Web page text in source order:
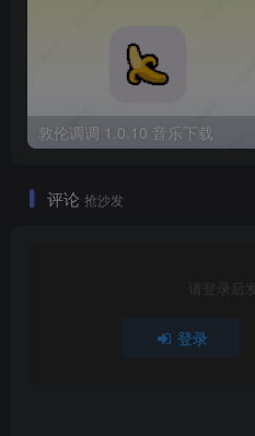
敦伦调调 1.0.10 音乐下载
评论 抢沙发
请登录后
登录